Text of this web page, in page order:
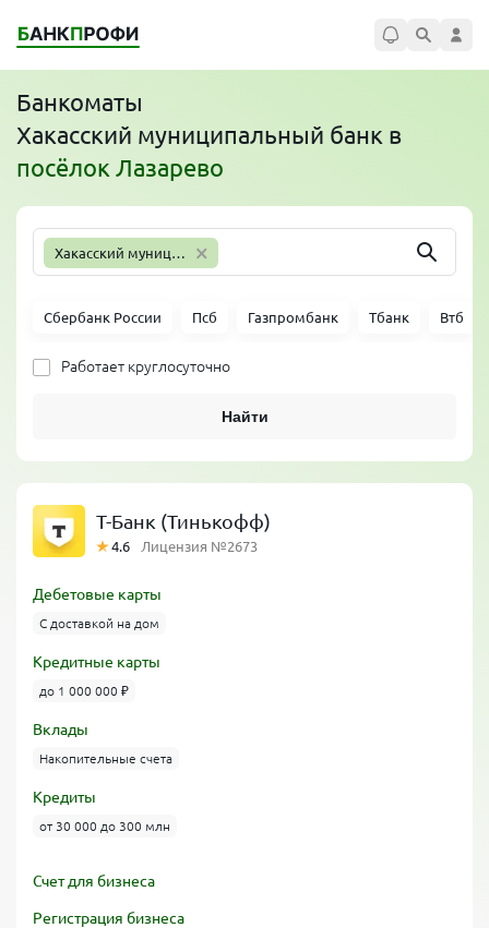
Банкоматы
Хакасский муниципальный банк в
посёлок Лазарево
Хакасский муниципальный банк ×
Сбербанк России Псб Газпромбанк Тбанк Втб
Работает круглосуточно
Найти
Т-Банк (Тинькофф)
4.6 Лицензия №2673
Дебетовые карты
С доставкой на дом
Кредитные карты
до 1 000 000 ₽
Вклады
Накопительные счета
Кредиты
от 30 000 до 300 млн
Счет для бизнеса
Регистрация бизнеса